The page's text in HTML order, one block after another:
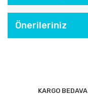
Önerileriniz
KARGO BEDAVA